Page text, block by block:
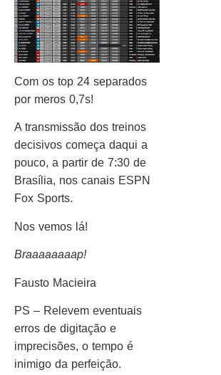
Com os top 24 separados
por meros 0,7s!
A transmissão dos treinos
decisivos começa daqui a
pouco, a partir de 7:30 de
Brasília, nos canais ESPN
Fox Sports.
Nos vemos lá!
Braaaaaaaap!
Fausto Macieira
PS – Relevem eventuais
erros de digitação e
imprecisões, o tempo é
inimigo da perfeição.